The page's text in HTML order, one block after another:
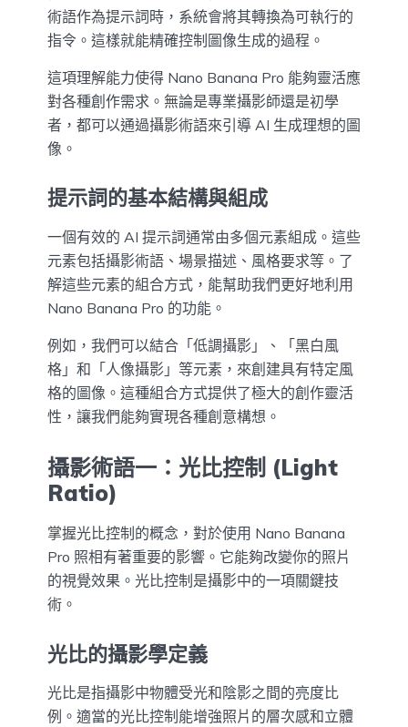
術語作為提示詞時，系統會將其轉換為可執行的
指令。這樣就能精確控制圖像生成的過程。
這項理解能力使得 Nano Banana Pro 能夠靈活應
對各種創作需求。無論是專業攝影師還是初學
者，都可以通過攝影術語來引導 AI 生成理想的圖
像。
提示詞的基本結構與組成
一個有效的 AI 提示詞通常由多個元素組成。這些
元素包括攝影術語、場景描述、風格要求等。了
解這些元素的組合方式，能幫助我們更好地利用
Nano Banana Pro 的功能。
例如，我們可以結合「低調攝影」、「黑白風
格」和「人像攝影」等元素，來創建具有特定風
格的圖像。這種組合方式提供了極大的創作靈活
性，讓我們能夠實現各種創意構想。
攝影術語一：光比控制 (Light
Ratio)
掌握光比控制的概念，對於使用 Nano Banana
Pro 照相有著重要的影響。它能夠改變你的照片
的視覺效果。光比控制是攝影中的一項關鍵技
術。
光比的攝影學定義
光比是指攝影中物體受光和陰影之間的亮度比
例。適當的光比控制能增強照片的層次感和立體